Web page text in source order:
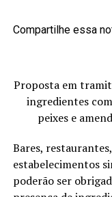
Compartilhe essa
Proposta em
ingredientes
peixes e
Bares,
estabelecimentos
poderão ser